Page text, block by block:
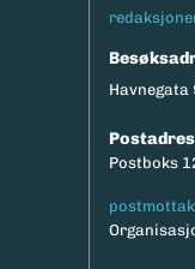
Havnegata
Postboks